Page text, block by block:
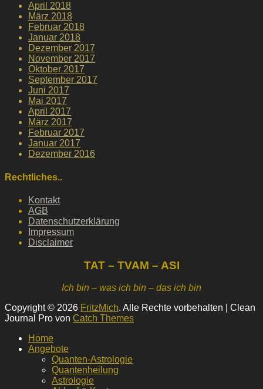
April 2018
März 2018
Februar 2018
Januar 2018
Dezember 2017
November 2017
Oktober 2017
September 2017
Juni 2017
Mai 2017
April 2017
März 2017
Februar 2017
Januar 2017
Dezember 2016
Rechtliches..
Kontakt
AGB
Datenschutzerklärung
Impressum
Disclaimer
TAT – TVAM – ASI
Ich bin – was ich bin – das ich bin
Copyright © 2026 FritzMich. Alle Rechte vorbehalten | Clean
Journal Pro von Catch Themes
Home
Angebote
Quanten-Astrologie
Quantenheilung
Astrologie